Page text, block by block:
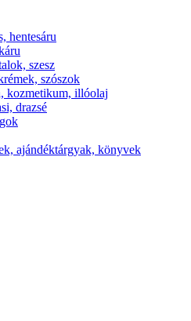
hentesáru
szesz
szószok
kozmetikum, illóolaj
drazsé
ajándéktárgyak, könyvek